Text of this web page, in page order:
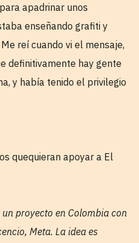
apadrinar unos
enseñando grafiti y
reí cuando vi el mensaje,
definitivamente hay gente
y había tenido el privilegio
quequieran apoyar a El
proyecto en Colombia con
Meta. La idea es